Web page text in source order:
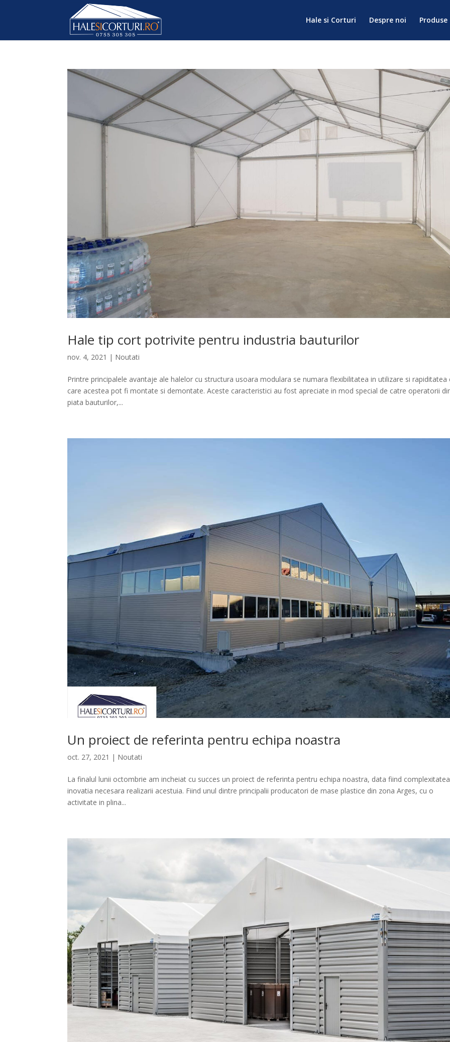
Hale si Corturi Despre noi Produse
Hale tip cort potrivite pentru industria bauturilor
nov. 4, 2021 | Noutati
Printre principalele avantaje ale halelor cu structura usoara modulara se numara flexibilitatea in utilizare si rapiditatea
care acestea pot fi montate si demontate. Aceste caracteristici au fost apreciate in mod special de catre operatorii
piata bauturilor,...
Un proiect de referinta pentru echipa noastra
oct. 27, 2021 | Noutati
La finalul lunii octombrie am incheiat cu succes un proiect de referinta pentru echipa noastra, data fiind
inovatia necesara realizarii acestuia. Fiind unul dintre principalii producatori de mase plastice din zona Arges, cu o
activitate in plina...